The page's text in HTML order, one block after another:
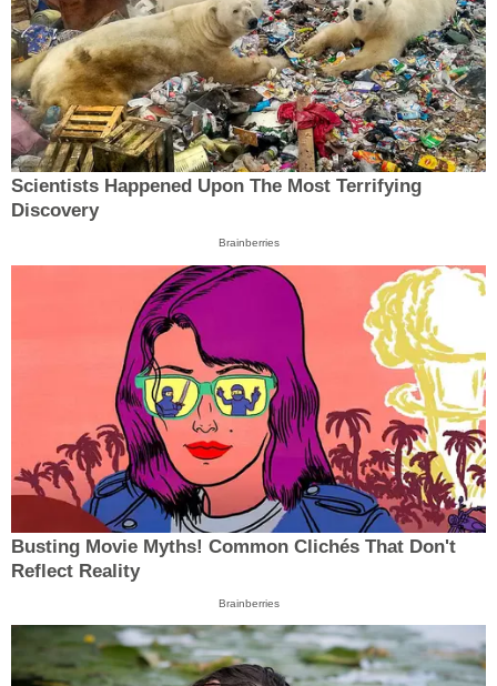
Scientists Happened Upon The Most Terrifying
Discovery
Brainberries
Busting Movie Myths! Common Clichés That Don't
Reflect Reality
Brainberries